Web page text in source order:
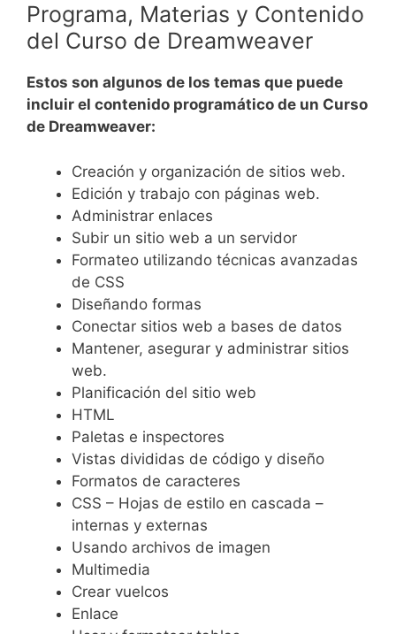
Programa, Materias y Contenido
del Curso de Dreamweaver
Estos son algunos de los temas que puede
incluir el contenido programático de un Curso
de Dreamweaver:
Creación y organización de sitios web.
Edición y trabajo con páginas web.
Administrar enlaces
Subir un sitio web a un servidor
Formateo utilizando técnicas avanzadas
de CSS
Diseñando formas
Conectar sitios web a bases de datos
Mantener, asegurar y administrar sitios
web.
Planificación del sitio web
HTML
Paletas e inspectores
Vistas divididas de código y diseño
Formatos de caracteres
CSS – Hojas de estilo en cascada –
internas y externas
Usando archivos de imagen
Multimedia
Crear vuelcos
Enlace